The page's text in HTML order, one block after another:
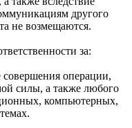
другого
не возмещаются.
за:
операции,
силы, а также любого
компьютерных,